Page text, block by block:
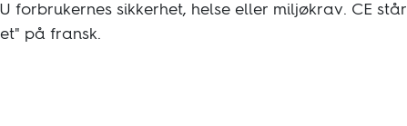
forbrukernes sikkerhet, helse eller miljøkrav. CE står
på fransk.